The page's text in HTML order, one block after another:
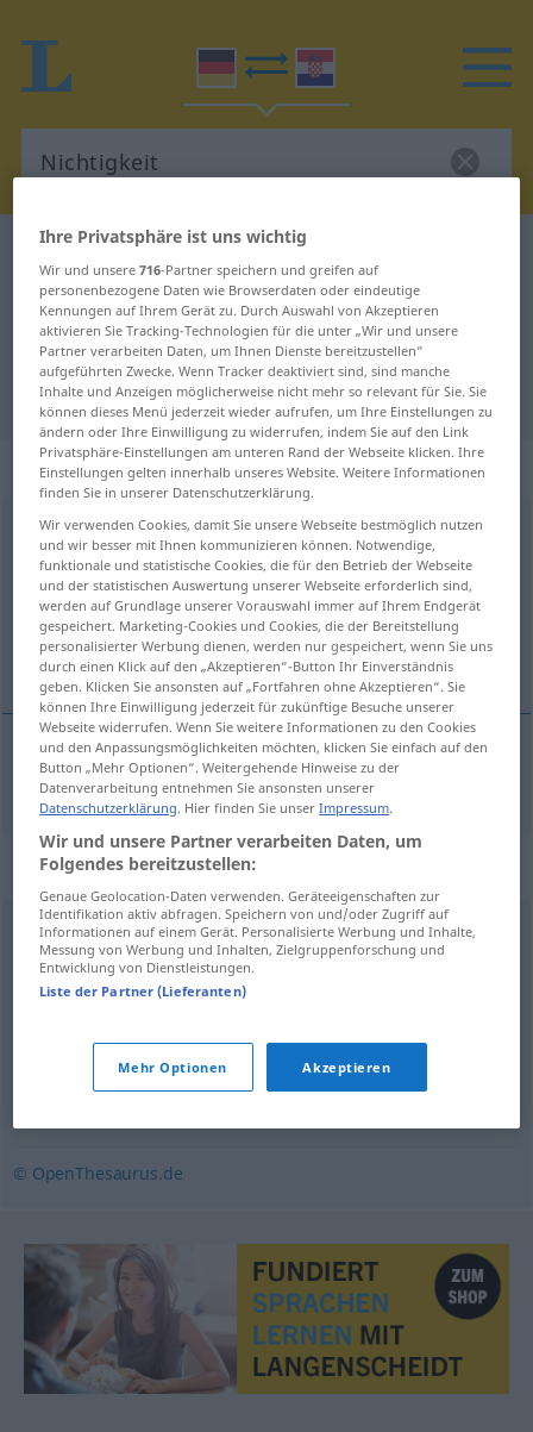
Deutsch-Kroatisch Wörterbuch
Deutsch-Kroatisch Übersetzung für
"Nichtigkeit"
"Nichtigkeit" Kroatisch Übersetzung
„Nichtigkeit“: Femininum
Nichtigkeitf < Nichtigkeit;-en>
Übersicht aller Übersetzungen
(Für mehr Details die Übersetzung anklicken/antippen)
ništavnost
ništavnostf Nichtigkeit
Synonyme für "Nichtigkeit"
Nebensächlichkeit, Nebensache,Bagatelle,Lappalie
Kleinigkeit,Geringfügigkeit
,Trivialität,Bedeutungslosigkeit
© OpenThesaurus.de
Ihre Privatsphäre ist uns wichtig
Wir und unsere716-Partner speichern und greifen auf
personenbezogene Daten wie Browserdaten oder eindeutige
Kennungen auf Ihrem Gerät zu. Durch Auswahl von Akzeptieren
aktivieren Sie Tracking-Technologien für die unter „Wir und unsere
Partner verarbeiten Daten, um Ihnen Dienste bereitzustellen“
aufgeführten Zwecke. Wenn Tracker deaktiviert sind, sind manche
Inhalte und Anzeigen möglicherweise nicht mehr so relevant für Sie. Sie
können dieses Menü jederzeit wieder aufrufen, um Ihre Einstellungen zu
ändern oder Ihre Einwilligung zu widerrufen, indem Sie auf den Link
Privatsphäre-Einstellungen am unteren Rand der Webseite klicken. Ihre
Einstellungen gelten innerhalb unseres Website. Weitere Informationen
finden Sie in unserer Datenschutzerklärung.
Wir verwenden Cookies, damit Sie unsere Webseite bestmöglich nutzen
und wir besser mit Ihnen kommunizieren können. Notwendige,
funktionale und statistische Cookies, die für den Betrieb der Webseite
und der statistischen Auswertung unserer Webseite erforderlich sind,
werden auf Grundlage unserer Vorauswahl immer auf Ihrem Endgerät
gespeichert. Marketing-Cookies und Cookies, die der Bereitstellung
personalisierter Werbung dienen, werden nur gespeichert, wenn Sie uns
durch einen Klick auf den „Akzeptieren“-Button Ihr Einverständnis
geben. Klicken Sie ansonsten auf „Fortfahren ohne Akzeptieren“. Sie
können Ihre Einwilligung jederzeit für zukünftige Besuche unserer
Webseite widerrufen. Wenn Sie weitere Informationen zu den Cookies
und den Anpassungsmöglichkeiten möchten, klicken Sie einfach auf den
Button „Mehr Optionen“. Weitergehende Hinweise zu der
Datenverarbeitung entnehmen Sie ansonsten unserer
Datenschutzerklärung. Hier finden Sie unserImpressum.
Wir und unsere Partner verarbeiten Daten, um
Folgendes bereitzustellen:
Genaue Geolocation-Daten verwenden. Geräteeigenschaften zur
Identifikation aktiv abfragen. Speichern von und/oder Zugriff auf
Informationen auf einem Gerät. Personalisierte Werbung und Inhalte,
Messung von Werbung und Inhalten, Zielgruppenforschung und
Entwicklung von Dienstleistungen.
Liste der Partner (Lieferanten)
Mehr Optionen Akzeptieren